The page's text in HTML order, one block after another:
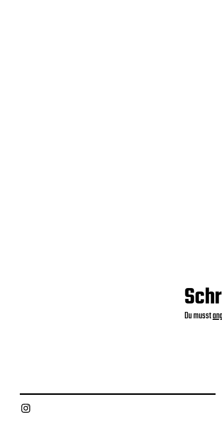
Du musst
Instagram